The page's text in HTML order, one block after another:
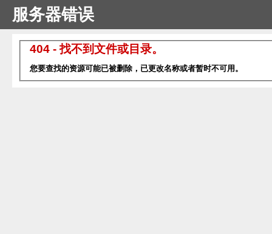
服务器错误
404 - 找不到文件或目录。
您要查找的资源可能已被删除，已更改名称或者暂时不可用。